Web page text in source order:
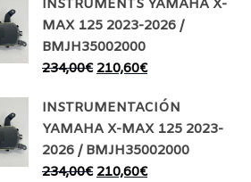
INSTRUMENTS YAMAHA X-
MAX 125 2023-2026 /
BMJH35002000
234,00€ 210,60€
INSTRUMENTACIÓN
YAMAHA X-MAX 125 2023-
2026 / BMJH35002000
234,00€ 210,60€